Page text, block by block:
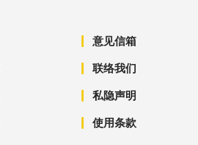
意见信箱
联络我们
私隐声明
使用条款